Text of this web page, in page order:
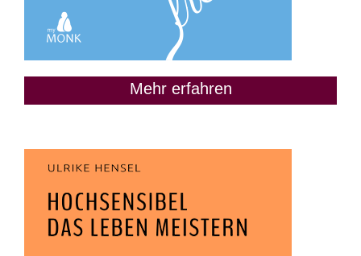
Mehr erfahren